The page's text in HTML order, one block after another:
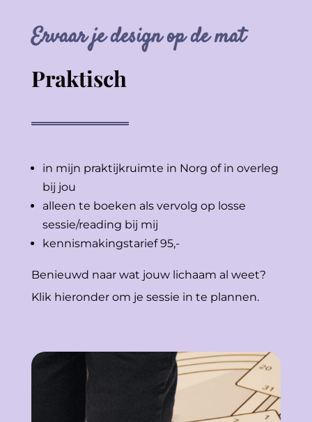
Ervaar je design op de mat
Praktisch
in mijn praktijkruimte in Norg of in overleg
bij jou
alleen te boeken als vervolg op losse
sessie/reading bij mij
kennismakingstarief 95,-
Benieuwd naar wat jouw lichaam al weet?
Klik hieronder om je sessie in te plannen.